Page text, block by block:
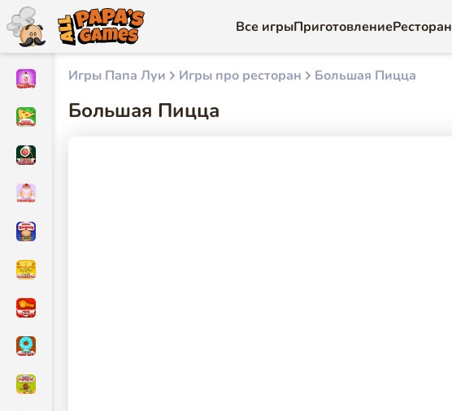
Все игрыПриготовлениеРесторан
Игры Папа Луи Игры про ресторан Большая Пицца
Большая Пицца